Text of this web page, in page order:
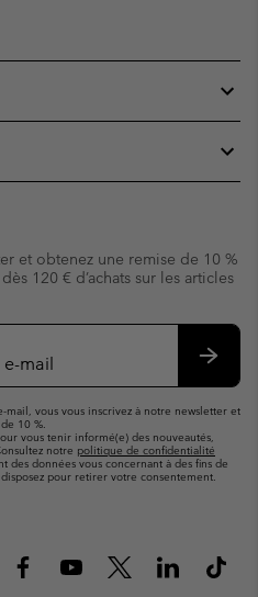
et obtenez une remise de 10 %
120 € d’achats sur les articles
mail, vous vous inscrivez à notre newsletter et
10 %.
vous tenir informé(e) des nouveautés,
notre politique de confidentialité
des données vous concernant à des fins de
pour retirer votre consentement.